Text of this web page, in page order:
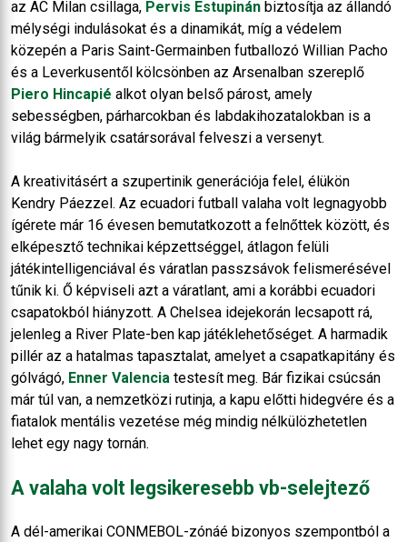
az AC Milan csillaga, Pervis Estupinán biztosítja az állandó
mélységi indulásokat és a dinamikát, míg a védelem
közepén a Paris Saint-Germainben futballozó Willian Pacho
és a Leverkusentől kölcsönben az Arsenalban szereplő
Piero Hincapié alkot olyan belső párost, amely
sebességben, párharcokban és labdakihozatalokban is a
világ bármelyik csatársorával felveszi a versenyt.
A kreativitásért a szupertinik generációja felel, élükön
Kendry Páezzel. Az ecuadori futball valaha volt legnagyobb
ígérete már 16 évesen bemutatkozott a felnőttek között, és
elképesztő technikai képzettséggel, átlagon felüli
játékintelligenciával és váratlan passzsávok felismerésével
tűnik ki. Ő képviseli azt a váratlant, ami a korábbi ecuadori
csapatokból hiányzott. A Chelsea idejekorán lecsapott rá,
jelenleg a River Plate-ben kap játéklehetőséget. A harmadik
pillér az a hatalmas tapasztalat, amelyet a csapatkapitány és
gólvágó, Enner Valencia testesít meg. Bár fizikai csúcsán
már túl van, a nemzetközi rutinja, a kapu előtti hidegvére és a
fiatalok mentális vezetése még mindig nélkülözhetetlen
lehet egy nagy tornán.
A valaha volt legsikeresebb vb-selejtező
A dél-amerikai CONMEBOL-zónáé bizonyos szempontból a